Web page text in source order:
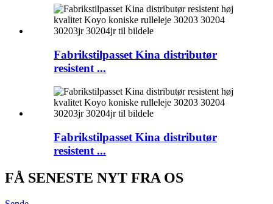
Fabrikstilpasset Kina distributør
resistent ...
Fabrikstilpasset Kina distributør
resistent ...
FÅ SENESTE NYT FRA OS